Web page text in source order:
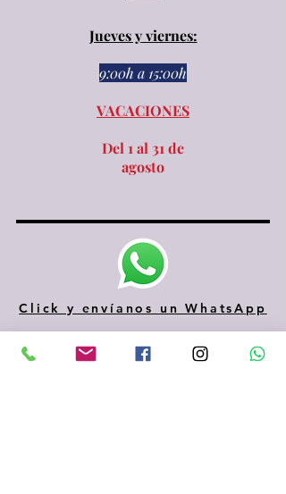
Jueves y viernes:
9:00h a 15:00h​​
VACACIONES
Del 1 al 31 de
agosto
Click y envíanos un WhatsApp